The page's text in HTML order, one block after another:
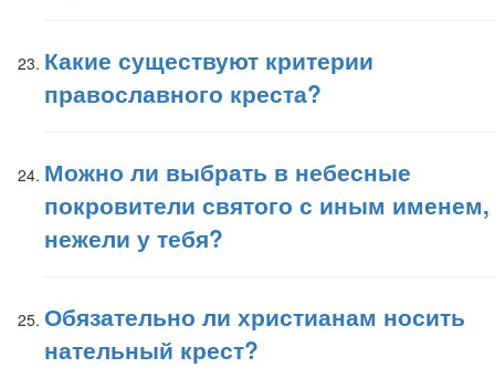
Какие существуют критерии
православного креста?
Можно ли выбрать в небесные
покровители святого с иным именем,
нежели у тебя?
Обязательно ли христианам носить
нательный крест?